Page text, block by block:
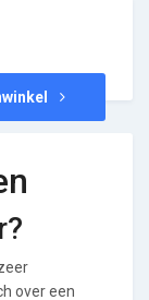
over een